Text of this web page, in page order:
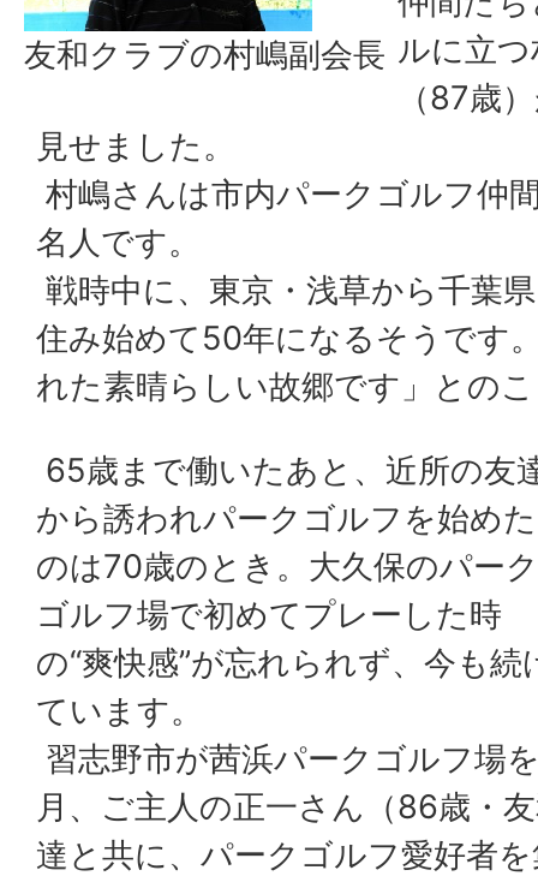
友和クラブの村嶋副会長 ルに立
（87歳
見せました。
村嶋さんは市内パークゴルフ仲
名人です。
戦時中に、東京・浅草から千葉
住み始めて50年になるそうです
れた素晴らしい故郷です」との
65歳まで働いたあと、近所の友
から誘われパークゴルフを始めた
のは70歳のとき。大久保のパーク
ゴルフ場で初めてプレーした時
の“爽快感”が忘れられず、今も続
ています。
習志野市が茜浜パークゴルフ場
月、ご主人の正一さん（86歳・
達と共に、パークゴルフ愛好者